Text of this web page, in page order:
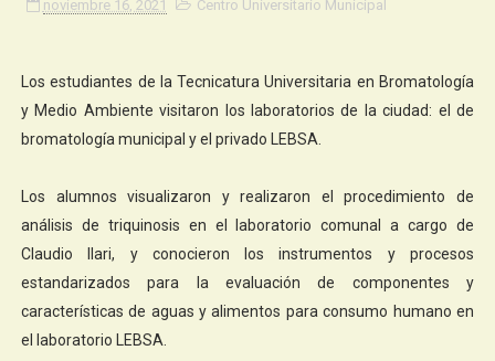
noviembre 16, 2021 Centro Universitario Municipal
Los estudiantes de la Tecnicatura Universitaria en Bromatología
y Medio Ambiente visitaron los laboratorios de la ciudad: el de
bromatología municipal y el privado LEBSA.
Los alumnos visualizaron y realizaron el procedimiento de
análisis de triquinosis en el laboratorio comunal a cargo de
Claudio Ilari, y conocieron los instrumentos y procesos
estandarizados para la evaluación de componentes y
características de aguas y alimentos para consumo humano en
el laboratorio LEBSA.